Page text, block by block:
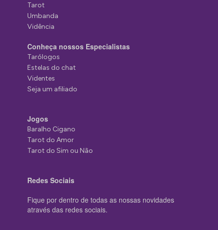
Tarot
Umbanda
Vidência
Conheça nossos Especialistas
Tarólogos
Estelas do chat
Videntes
Seja um afiliado
Jogos
Baralho Cigano
Tarot do Amor
Tarot do Sim ou Não
Redes Sociais
Fique por dentro de todas as nossas novidades
através das redes sociais.